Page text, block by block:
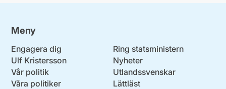
Meny
Engagera dig
Ulf Kristersson
Vår politik
Våra politiker
Ring statsministern
Nyheter
Utlandssvenskar
Lättläst